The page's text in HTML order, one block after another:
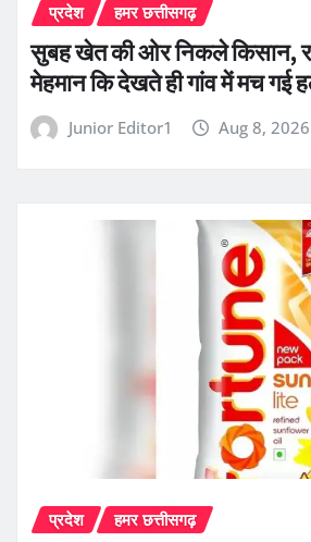
प्रदेश हमर छत्तीसगढ़
सुबह खेत की ओर निकले किसान,
मेहमान कि देखते ही गांव में मच गई
Junior Editor1 Aug 8, 2026
प्रदेश हमर छत्तीसगढ़